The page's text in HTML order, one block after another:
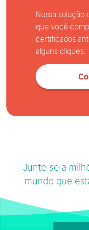
Nossa solução
que você
certificados
alguns cliques.
Junte-se a
mundo que